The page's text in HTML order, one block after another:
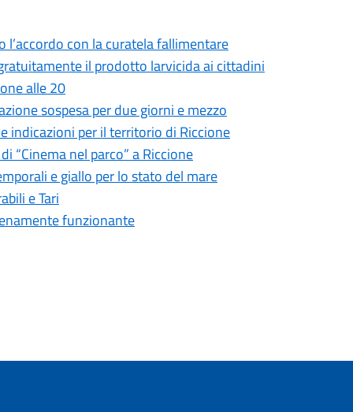
l’accordo con la curatela fallimentare
il prodotto larvicida ai cittadini
alle 20
sospesa per due giorni e mezzo
indicazioni per il territorio di Riccione
“Cinema nel parco” a Riccione
e giallo per lo stato del mare
e Tari
funzionante